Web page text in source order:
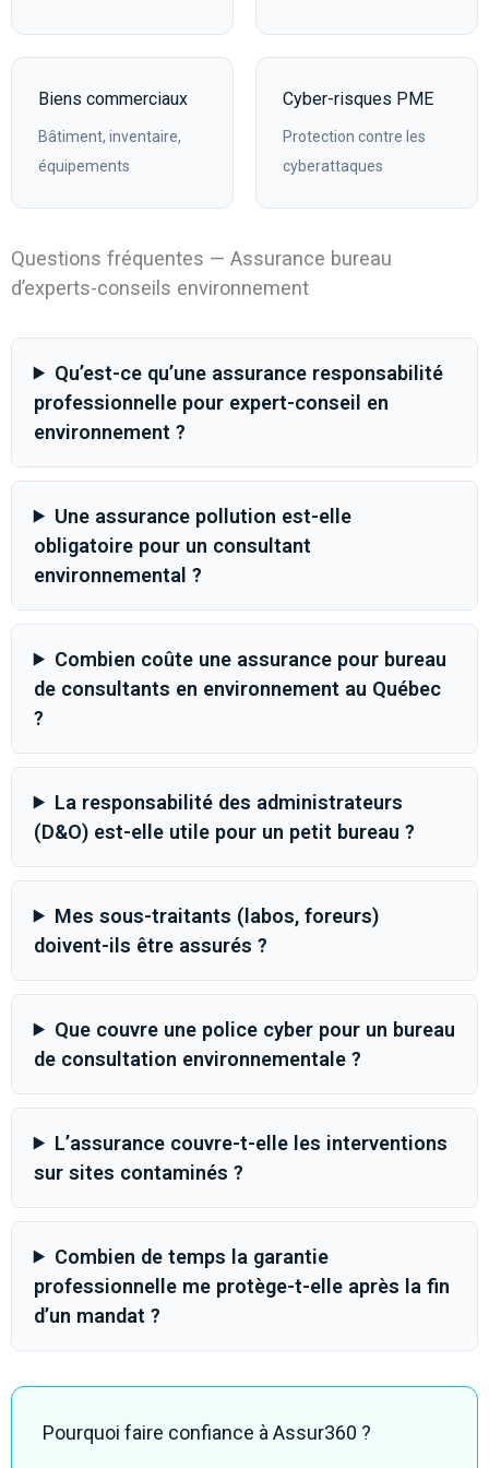
Biens commerciaux
Bâtiment, inventaire,
équipements
Cyber-risques PME
Protection contre les
cyberattaques
Questions fréquentes — Assurance bureau
d’experts-conseils environnement
Qu’est-ce qu’une assurance responsabilité
professionnelle pour expert-conseil en
environnement ?
Une assurance pollution est-elle
obligatoire pour un consultant
environnemental ?
Combien coûte une assurance pour bureau
de consultants en environnement au Québec
?
La responsabilité des administrateurs
(D&O) est-elle utile pour un petit bureau ?
Mes sous-traitants (labos, foreurs)
doivent-ils être assurés ?
Que couvre une police cyber pour un bureau
de consultation environnementale ?
L’assurance couvre-t-elle les interventions
sur sites contaminés ?
Combien de temps la garantie
professionnelle me protège-t-elle après la fin
d’un mandat ?
Pourquoi faire confiance à Assur360 ?